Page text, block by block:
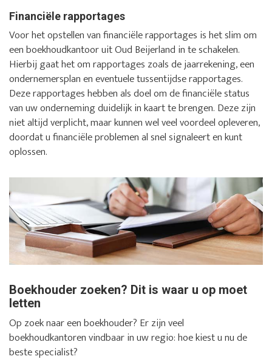
Financiële rapportages
Voor het opstellen van financiële rapportages is het slim om
een boekhoudkantoor uit Oud Beijerland in te schakelen.
Hierbij gaat het om rapportages zoals de jaarrekening, een
ondernemersplan en eventuele tussentijdse rapportages.
Deze rapportages hebben als doel om de financiële status
van uw onderneming duidelijk in kaart te brengen. Deze zijn
niet altijd verplicht, maar kunnen wel veel voordeel opleveren,
doordat u financiële problemen al snel signaleert en kunt
oplossen.
Boekhouder zoeken? Dit is waar u op moet
letten
Op zoek naar een boekhouder? Er zijn veel
boekhoudkantoren vindbaar in uw regio: hoe kiest u nu de
beste specialist?